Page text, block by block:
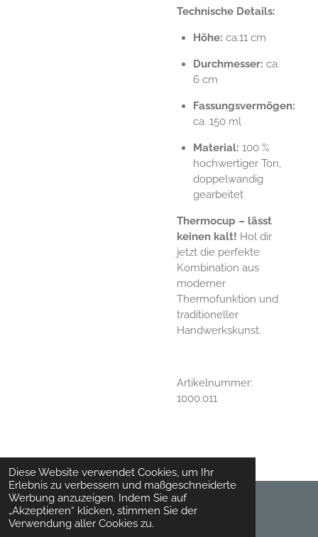
Diese Website verwendet Cookies, um Ihr
Erlebnis zu verbessern und maßgeschneiderte
Werbung anzuzeigen. Indem Sie auf
„Akzeptieren“ klicken, stimmen Sie der
Verwendung aller Cookies zu.
Technische Details:
Höhe: ca.11 cm
Durchmesser: ca.
6 cm
Fassungsvermögen:
ca. 150 ml
Material: 100 %
hochwertiger Ton,
doppelwandig
gearbeitet
Thermocup – lässt
keinen kalt! Hol dir
jetzt die perfekte
Kombination aus
moderner
Thermofunktion und
traditioneller
Handwerkskunst.
Artikelnummer:
1000.011
© 2024 - 2026 Toepferhaft